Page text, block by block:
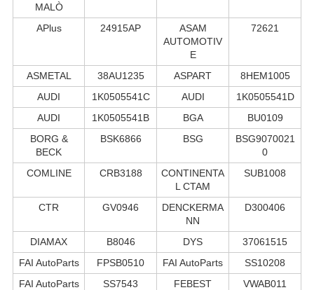
MALÒ
APlus 24915AP
ASAM
AUTOMOTIV
E
72621
ASMETAL 38AU1235 ASPART
8HEM1005
AUDI
1K0505541C AUDI
1K0505541D
AUDI
1K0505541B BGA
BU0109
BORG &
BECK
BSK6866 BSG
BSG9070021
0
COMLINE
CRB3188
CONTINENTA
L CTAM
SUB1008
CTR GV0946
DENCKERMA
NN
D300406
DIAMAX B8046 DYS
37061515
FAI AutoParts
FPSB0510 FAI AutoParts
SS10208
FAI AutoParts
SS7543 FEBEST
VWAB011